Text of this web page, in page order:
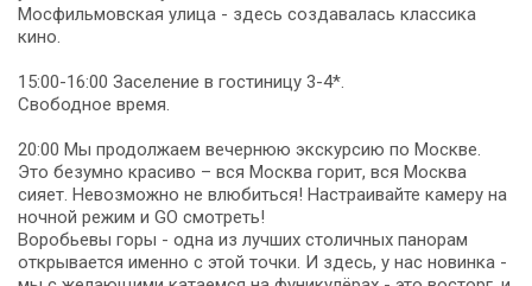
Мосфильмовская улица - здесь создавалась классика
кино.
15:00-16:00 Заселение в гостиницу 3-4*.
Свободное время.
20:00 Мы продолжаем вечернюю экскурсию по Москве.
Это безумно красиво – вся Москва горит, вся Москва
сияет. Невозможно не влюбиться! Настраивайте камеру на
ночной режим и GO смотреть!
Воробьевы горы - одна из лучших столичных панорам
открывается именно с этой точки. И здесь, у нас новинка -